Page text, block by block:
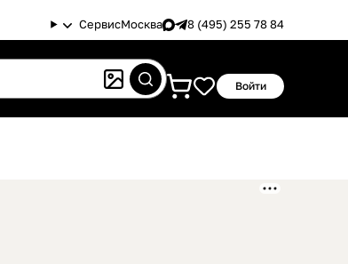
СервисМосква 8 (495) 255 78 84
Войти